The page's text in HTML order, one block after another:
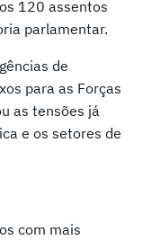
120 assentos
parlamentar.
de
para as Forças
as tensões já
e os setores de
com mais